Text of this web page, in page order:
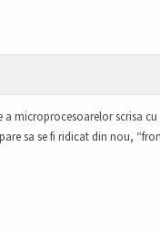
a microprocesoarelor scrisa
sa se fi ridicat din nou,